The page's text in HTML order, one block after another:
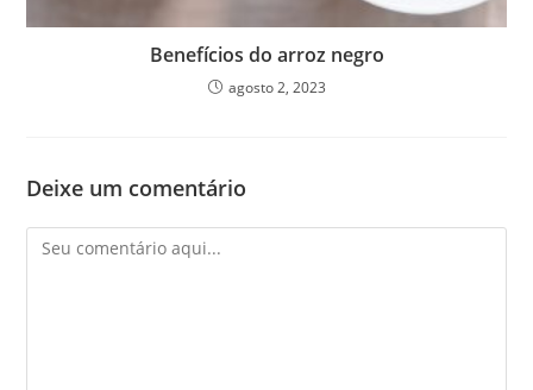
Benefícios do arroz negro
agosto 2, 2023
Deixe um comentário
Comentário